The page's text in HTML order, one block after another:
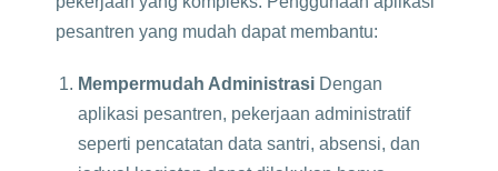
pesantren yang mudah dapat membantu:
Mempermudah Administrasi Dengan
aplikasi pesantren, pekerjaan administratif
seperti pencatatan data santri, absensi, dan